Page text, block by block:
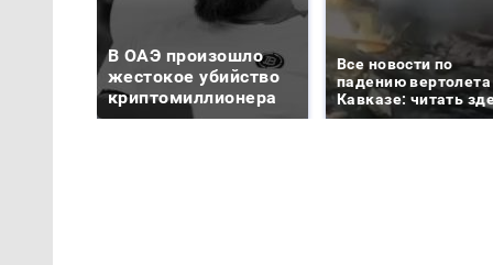
В ОАЭ произошло
жестокое убийство
криптомиллионера
Все новости по
падению
Кавказе: читать